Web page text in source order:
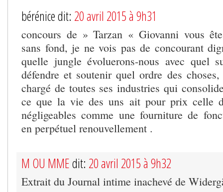
bérénice dit: 20 avril 2015 à 9h31
concours de » Tarzan « Giovanni vous
sans fond, je ne vois pas de concourant
quelle jungle évoluerons-nous avec quel
défendre et soutenir quel ordre des
chargé de toutes ses industries qui
ce que la vie des uns ait pour prix celle
négligeables comme une fourniture de
en perpétuel renouvellement .
M OU MMEdit: 20 avril 2015 à 9h32
Extrait du Journal intime inachevé de